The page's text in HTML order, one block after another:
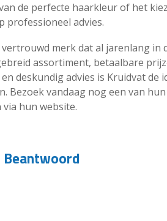
de perfecte haarkleur of het
professioneel advies.
merk dat al jarenlang in
assortiment, betaalbare
deskundig advies is Kruidvat de
Bezoek vandaag nog een van hun
hun website.